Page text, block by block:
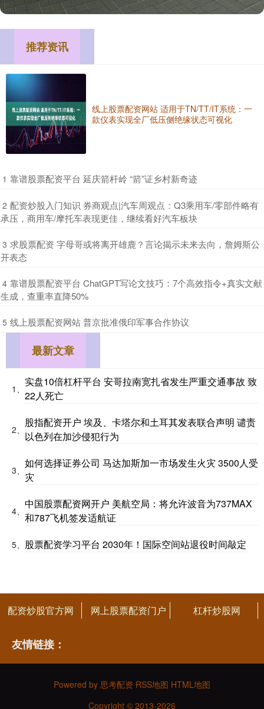
推荐资讯
线上股票配资网站 适用于TN/TT/IT系统：一
款仪表实现全厂低压侧绝缘状态可视化
1 ​靠谱股票配资平台 延庆箭杆岭 “箭”证乡村新奇迹
2 ​配资炒股入门知识 券商观点|汽车周观点：Q3乘用车/零部件略有
承压，商用车/摩托车表现更佳，继续看好汽车板块
3 ​求股票配资 字母哥或将离开雄鹿？言论揭示未来去向，詹姆斯公
开表态
4 ​靠谱股票配资平台 ChatGPT写论文技巧：7个高效指令+真实文献
生成，查重率直降50%
5 ​线上股票配资网站 普京批准俄印军事合作协议
最新文章
1、
实盘10倍杠杆平台 安哥拉南宽扎省发生严重交通事故 致
22人死亡
2、
股指配资开户 埃及、卡塔尔和土耳其发表联合声明 谴责
以色列在加沙侵犯行为
3、
如何选择证券公司 马达加斯加一市场发生火灾 3500人受
灾
4、
中国股票配资网开户 美航空局：将允许波音为737MAX
和787飞机签发适航证
5、 股票配资学习平台 2030年！国际空间站退役时间敲定
配资炒股官方网 网上股票配资门户 杠杆炒股网
友情链接：
Powered by 思考配资 RSS地图 HTML地图
Copyright © 2013-2026